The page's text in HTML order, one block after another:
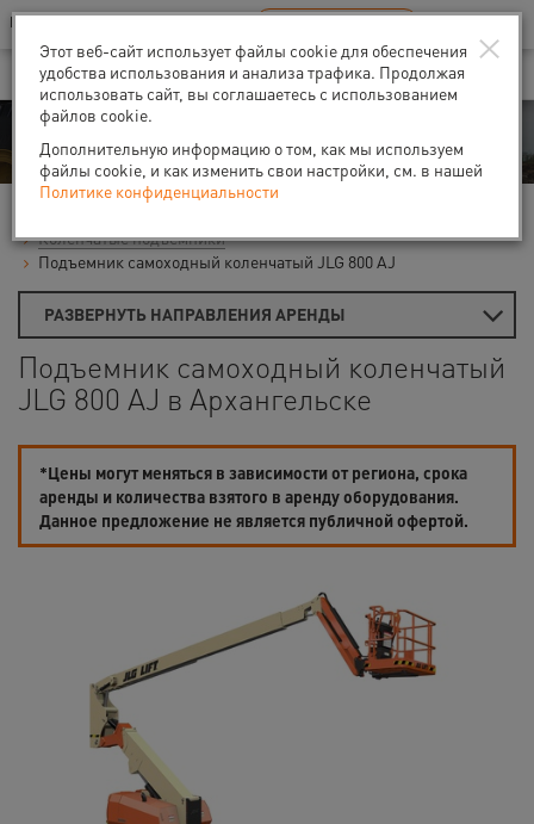
Ваш город:Архангельск
В Вашем регионе нет наших офисов RU EN
Аренда
Коленчатые подъемники
Подъемник самоходный коленчатый JLG 800 AJ
РАЗВЕРНУТЬ НАПРАВЛЕНИЯ АРЕНДЫ
Подъемник самоходный коленчатый
JLG 800 AJ в Архангельске
*Цены могут меняться в зависимости от региона, срока
аренды и количества взятого в аренду оборудования.
Данное предложение не является публичной офертой.
×
Этот веб-сайт использует файлы cookie для обеспечения
удобства использования и анализа трафика. Продолжая
использовать сайт, вы соглашаетесь с использованием
файлов cookie.
Дополнительную информацию о том, как мы используем
файлы cookie, и как изменить свои настройки, см. в нашей
Политике конфиденциальности